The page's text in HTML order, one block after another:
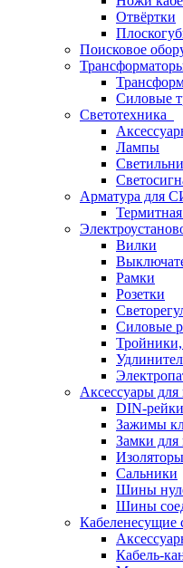
Отвёртки
Поисковое
Силовые
Светотехника
Лампы
Арматура для
Термитная
Вилки
Рамки
Розетки
Силовые
Тройники,
Аксессуары
DIN-рейки
Зажимы
Замки для
Сальники
Шины
Шины
Кабеленесущие
Кабель-